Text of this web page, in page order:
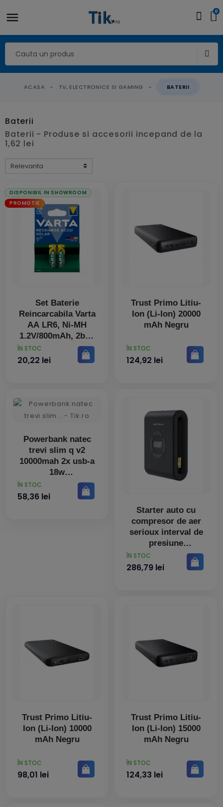
0
ACASA TV, ELECTRONICE SI GAMING BATERII
Baterii
Baterii - Produse si accesorii incepand de la
1,62 lei
DISPONIBIL IN SHOWROOM
PROMOTIE
Set Baterie
Reincarcabila Varta
AA LR6, Ni-MH
1.2V/800mAh, 2buc
PRET
ÎN STOC
20,22 lei
Trust Primo Litiu-
Ion (Li-Ion) 20000
mAh Negru
PRET
ÎN STOC
124,92 lei
Powerbank natec
trevi slim q v2
10000mah 2x usb-a
18w
PRET
ÎN STOC
58,36 lei
Starter auto cu
compresor de aer
serioux interval de
presiune
PRET
ÎN STOC
286,79 lei
Trust Primo Litiu-
Ion (Li-Ion) 10000
mAh Negru
PRET
ÎN STOC
98,01 lei
Trust Primo Litiu-
Ion (Li-Ion) 15000
mAh Negru
PRET
ÎN STOC
124,33 lei